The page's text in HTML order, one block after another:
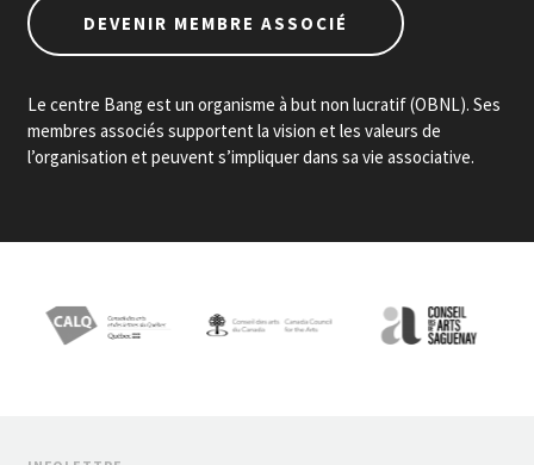
DEVENIR MEMBRE ASSOCIÉ
Le centre Bang est un organisme à but non lucratif (OBNL). Ses
membres associés supportent la vision et les valeurs de
l’organisation et peuvent s’impliquer dans sa vie associative.